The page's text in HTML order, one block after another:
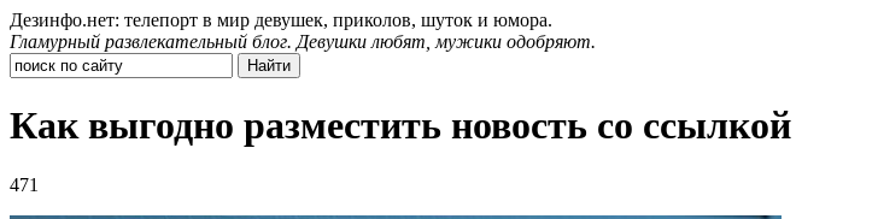
Дезинфо.нет: телепорт в мир девушек, приколов, шуток и юмора.
Гламурный развлекательный блог. Девушки любят, мужики одобряют.
Как выгодно разместить новость со ссылкой
471